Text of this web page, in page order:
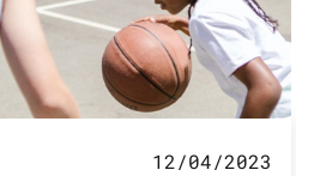
12/04/2023